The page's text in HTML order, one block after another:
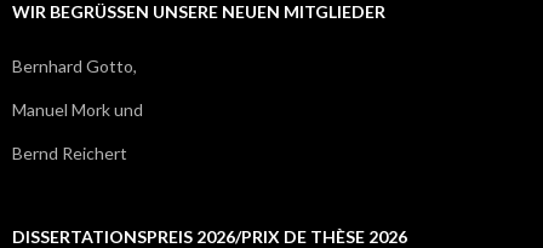
WIR BEGRÜSSEN UNSERE NEUEN MITGLIEDER
Bernhard Gotto,
Manuel Mork und
Bernd Reichert
DISSERTATIONSPREIS 2026/PRIX DE THÈSE 2026